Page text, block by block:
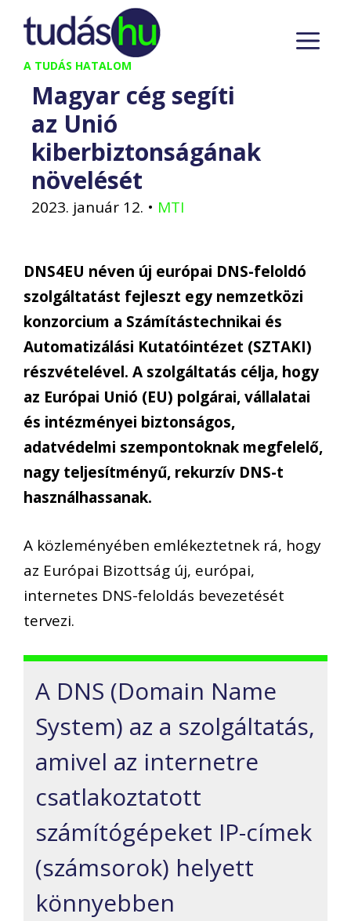
Kilépés
tartalomba
A TUDÁS HATALOM
Magyar cég segíti
az Unió
kiberbiztonságának
növelését
2023. január 12. • MTI
DNS4EU néven új európai DNS-feloldó
szolgáltatást fejleszt egy nemzetközi
konzorcium a Számítástechnikai és
Automatizálási Kutatóintézet (SZTAKI)
részvételével. A szolgáltatás célja, hogy
az Európai Unió (EU) polgárai, vállalatai
és intézményei biztonságos,
adatvédelmi szempontoknak megfelelő,
nagy teljesítményű, rekurzív DNS-t
használhassanak.
A közleményében emlékeztetnek rá, hogy
az Európai Bizottság új, európai,
internetes DNS-feloldás bevezetését
tervezi.
A DNS (Domain Name
System) az a szolgáltatás,
amivel az internetre
csatlakoztatott
számítógépeket IP-címek
(számsorok) helyett
könnyebben